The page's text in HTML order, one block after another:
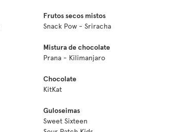
Frutos secos mistos
Snack Pow - Sriracha
Mistura de chocolate
Prana - Kilimanjaro
Chocolate
KitKat
Guloseimas
Sweet Sixteen